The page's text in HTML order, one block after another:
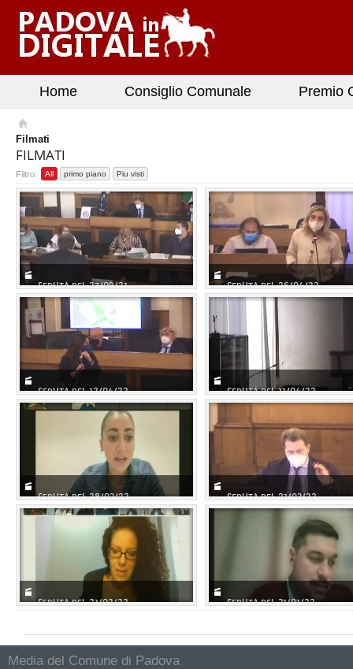
Home Consiglio Comunale Premio
Filmati
FILMATI
Filtro: All primo piano Piu visti
SEDUTA DEL 27/09/21 SEDUTA DEL 26/04/22
SEDUTA DEL 12/04/22 SEDUTA DEL 11/04/22
SEDUTA DEL 28/03/22 SEDUTA DEL 21/03/22
SEDUTA DEL 21/02/22 SEDUTA DEL 31/01/22
Media del Comune di Padova